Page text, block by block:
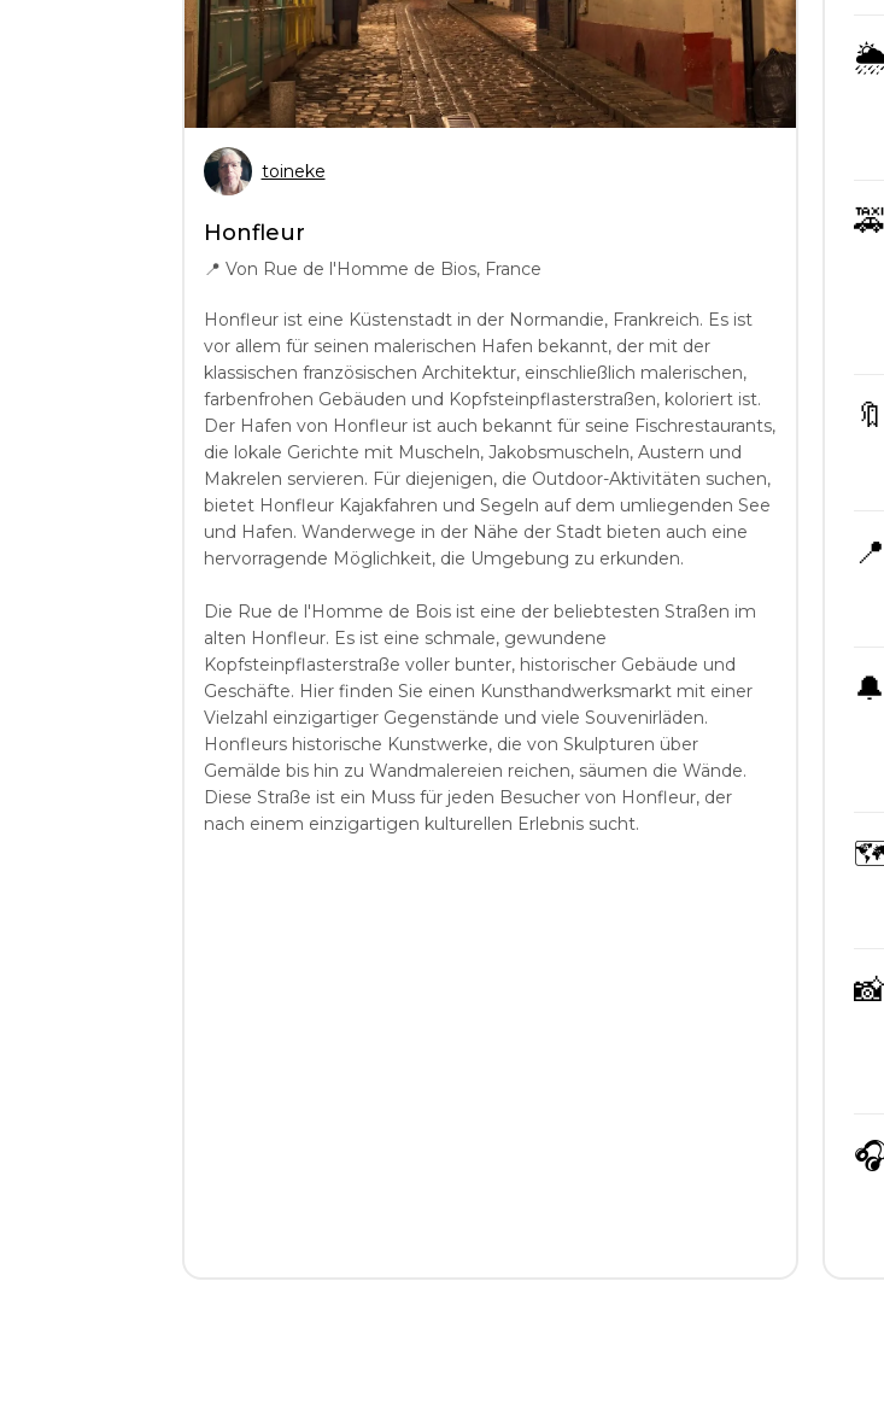
toineke
Honfleur
📍 Von Rue de l'Homme de Bios, France
Honfleur ist eine Küstenstadt in der Normandie, Frankreich. Es ist
vor allem für seinen malerischen Hafen bekannt, der mit der
klassischen französischen Architektur, einschließlich malerischen,
farbenfrohen Gebäuden und Kopfsteinpflasterstraßen, koloriert ist.
Der Hafen von Honfleur ist auch bekannt für seine Fischrestaurants,
die lokale Gerichte mit Muscheln, Jakobsmuscheln, Austern und
Makrelen servieren. Für diejenigen, die Outdoor-Aktivitäten suchen,
bietet Honfleur Kajakfahren und Segeln auf dem umliegenden See
und Hafen. Wanderwege in der Nähe der Stadt bieten auch eine
hervorragende Möglichkeit, die Umgebung zu erkunden.
Die Rue de l'Homme de Bois ist eine der beliebtesten Straßen im
alten Honfleur. Es ist eine schmale, gewundene
Kopfsteinpflasterstraße voller bunter, historischer Gebäude und
Geschäfte. Hier finden Sie einen Kunsthandwerksmarkt mit einer
Vielzahl einzigartiger Gegenstände und viele Souvenirläden.
Honfleurs historische Kunstwerke, die von Skulpturen über
Gemälde bis hin zu Wandmalereien reichen, säumen die Wände.
Diese Straße ist ein Muss für jeden Besucher von Honfleur, der
nach einem einzigartigen kulturellen Erlebnis sucht.
🚕
🔖
📍
🔔
📸